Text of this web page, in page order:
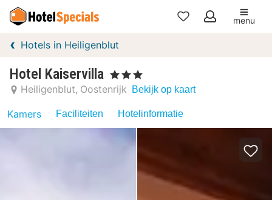
Mijn
menu
Hotels in Heiligenblut
Hotel Kaiservilla , 3 Sterren
Heiligenblut Oostenrijk Bekijk op kaart
Kamers Faciliteiten Hotelinformatie